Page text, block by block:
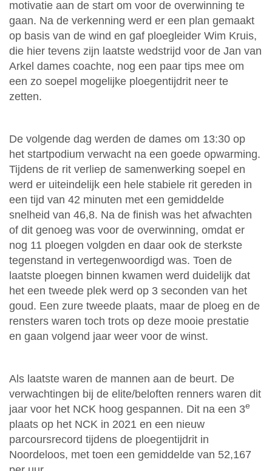
motivatie aan de start om voor de overwinning te
gaan. Na de verkenning werd er een plan gemaakt
op basis van de wind en gaf ploegleider Wim Kruis,
die hier tevens zijn laatste wedstrijd voor de Jan van
Arkel dames coachte, nog een paar tips mee om
een zo soepel mogelijke ploegentijdrit neer te
zetten.
De volgende dag werden de dames om 13:30 op
het startpodium verwacht na een goede opwarming.
Tijdens de rit verliep de samenwerking soepel en
werd er uiteindelijk een hele stabiele rit gereden in
een tijd van 42 minuten met een gemiddelde
snelheid van 46,8. Na de finish was het afwachten
of dit genoeg was voor de overwinning, omdat er
nog 11 ploegen volgden en daar ook de sterkste
tegenstand in vertegenwoordigd was. Toen de
laatste ploegen binnen kwamen werd duidelijk dat
het een tweede plek werd op 3 seconden van het
goud. Een zure tweede plaats, maar de ploeg en de
rensters waren toch trots op deze mooie prestatie
en gaan volgend jaar weer voor de winst.
Als laatste waren de mannen aan de beurt. De
verwachtingen bij de elite/beloften renners waren dit
jaar voor het NCK hoog gespannen. Dit na een 3e
plaats op het NCK in 2021 en een nieuw
parcoursrecord tijdens de ploegentijdrit in
Noordeloos, met toen een gemiddelde van 52,167